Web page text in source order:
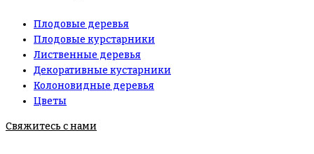
Плодовые деревья
Плодовые курстарники
Лиственные деревья
Декоративные кустарники
Колоновидные деревья
Цветы
Свяжитесь с нами